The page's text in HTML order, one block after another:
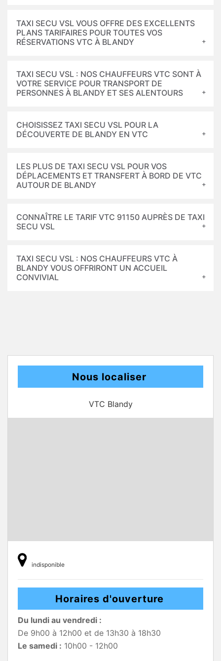
TAXI SECU VSL VOUS OFFRE DES EXCELLENTS
PLANS TARIFAIRES POUR TOUTES VOS
RÉSERVATIONS VTC À BLANDY
TAXI SECU VSL : NOS CHAUFFEURS VTC SONT À
VOTRE SERVICE POUR TRANSPORT DE
PERSONNES À BLANDY ET SES ALENTOURS
CHOISISSEZ TAXI SECU VSL POUR LA
DÉCOUVERTE DE BLANDY EN VTC
LES PLUS DE TAXI SECU VSL POUR VOS
DÉPLACEMENTS ET TRANSFERT À BORD DE VTC
AUTOUR DE BLANDY
CONNAÎTRE LE TARIF VTC 91150 AUPRÈS DE TAXI
SECU VSL
TAXI SECU VSL : NOS CHAUFFEURS VTC À
BLANDY VOUS OFFRIRONT UN ACCUEIL
CONVIVIAL
Nous localiser
VTC Blandy
indisponible
Horaires d'ouverture
Du lundi au vendredi :
De 9h00 à 12h00 et de 13h30 à 18h30
Le samedi : 10h00 - 12h00